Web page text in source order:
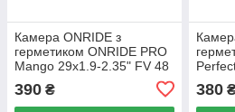
Камера ONRIDE з
герметиком ONRIDE PRO
Mango 29x1.9-2.35" FV 48
RVC, герметизує проколи
до 4 мм
390 ₴ 380